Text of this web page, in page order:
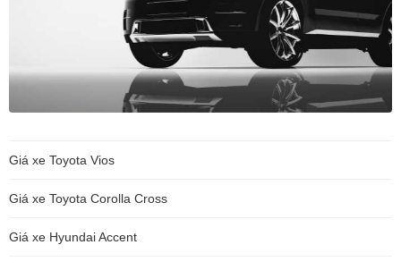
Giá xe Toyota Vios
Giá xe Toyota Corolla Cross
Giá xe Hyundai Accent